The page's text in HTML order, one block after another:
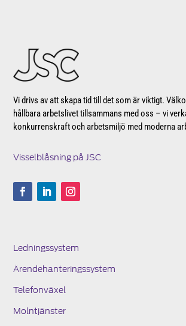
Vi drivs av att skapa tid till det som är viktigt.
hållbara arbetslivet tillsammans med oss – vi
konkurrenskraft och arbetsmiljö med moderna
Visselblåsning på JSC
Ledningssystem
Ärendehanteringssystem
Telefonväxel
Molntjänster